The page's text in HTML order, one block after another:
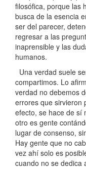
filosófica, porque las
busca de la esencia
ser del parecer,
regresar a las
inaprensible y las
humanos.
Una verdad suele
compartimos. Lo
verdad no debemos
errores que sirvieron
efecto, se hace de sí
otro es gente
lugar de consenso,
Hay gente que no
vez ahí solo es
cuando no se dedica